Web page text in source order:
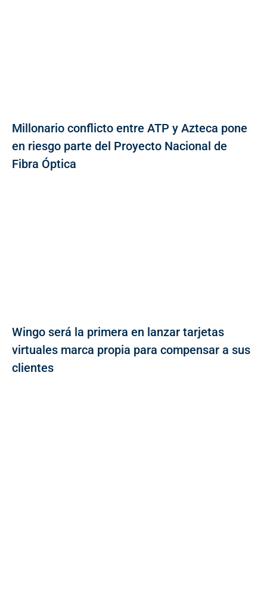
Millonario conflicto entre ATP y Azteca pone
en riesgo parte del Proyecto Nacional de
Fibra Óptica
Wingo será la primera en lanzar tarjetas
virtuales marca propia para compensar a sus
clientes